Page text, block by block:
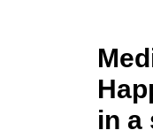
in a